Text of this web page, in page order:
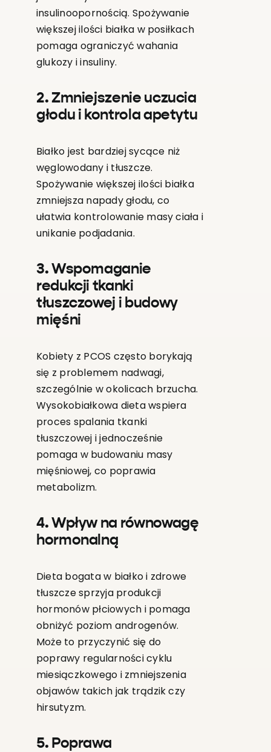
insulinoopornością. Spożywanie
większej ilości białka w posiłkach
pomaga ograniczyć wahania
glukozy i insuliny.
2. Zmniejszenie uczucia
głodu i kontrola apetytu
Białko jest bardziej sycące niż
węglowodany i tłuszcze.
Spożywanie większej ilości białka
zmniejsza napady głodu, co
ułatwia kontrolowanie masy ciała i
unikanie podjadania.
3. Wspomaganie
redukcji tkanki
tłuszczowej i budowy
mięśni
Kobiety z PCOS często borykają
się z problemem nadwagi,
szczególnie w okolicach brzucha.
Wysokobiałkowa dieta wspiera
proces spalania tkanki
tłuszczowej i jednocześnie
pomaga w budowaniu masy
mięśniowej, co poprawia
metabolizm.
4. Wpływ na równowagę
hormonalną
Dieta bogata w białko i zdrowe
tłuszcze sprzyja produkcji
hormonów płciowych i pomaga
obniżyć poziom androgenów.
Może to przyczynić się do
poprawy regularności cyklu
miesiączkowego i zmniejszenia
objawów takich jak trądzik czy
hirsutyzm.
5. Poprawa